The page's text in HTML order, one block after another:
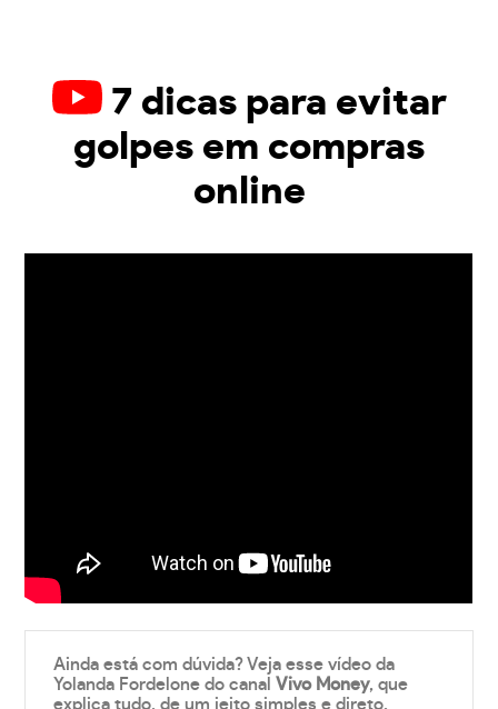
7 dicas para evitar
golpes em compras
online
Ainda está com dúvida? Veja esse vídeo da
Yolanda Fordelone do canalVivo Money, que
explica tudo, de um jeito simples e direto.